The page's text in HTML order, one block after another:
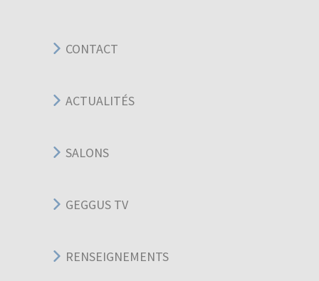
CONTACT
ACTUALITÉS
SALONS
GEGGUS TV
RENSEIGNEMENTS